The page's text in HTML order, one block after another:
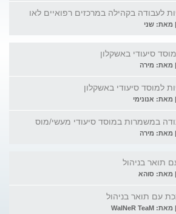
סיעודי באשקלון
במשמרות במוסד סיעודי מעשי/מוס
תואר בניהול